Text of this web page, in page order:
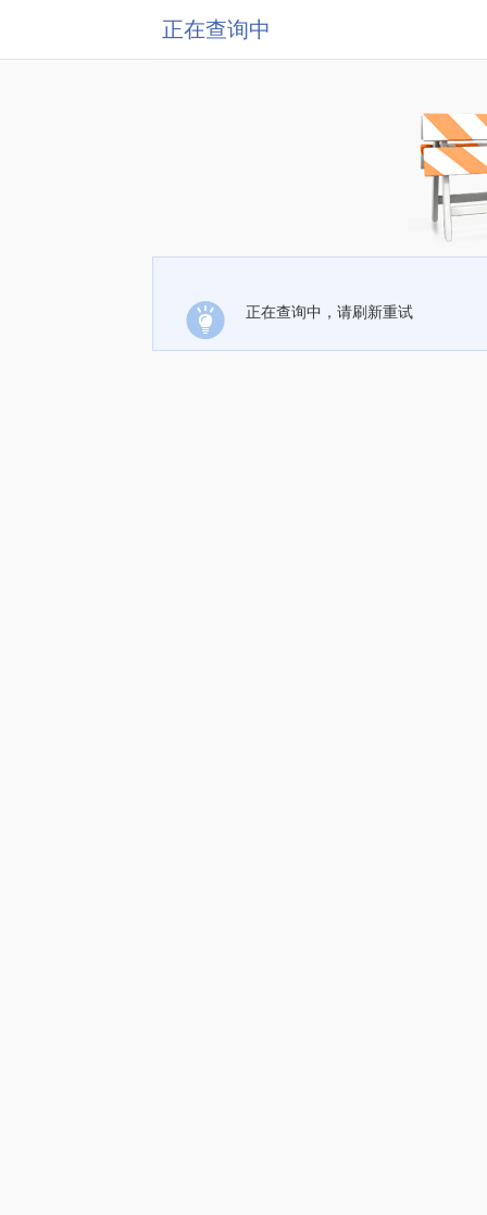
正在查询中
正在查询中，请刷新重试